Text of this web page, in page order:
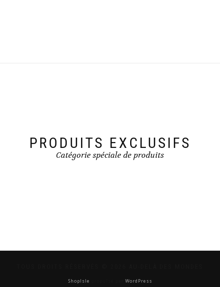
PRODUITS EXCLUSIFS
Catégorie spéciale de produits
ShopIsle WordPress